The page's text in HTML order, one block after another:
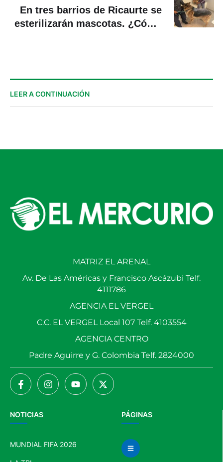
En tres barrios de Ricaurte se
esterilizarán mascotas. ¿Cómo
LEER A CONTINUACIÓN
PÁGINAS
NOTICIAS
MUNDIAL FIFA 2026
MATRIZ EL ARENAL
Av. De Las Américas y Francisco Ascázubi Telf.
4111786
AGENCIA EL VERGEL
C.C. EL VERGEL Local 107 Telf. 4103554
AGENCIA CENTRO
Padre Aguirre y G. Colombia Telf. 2824000